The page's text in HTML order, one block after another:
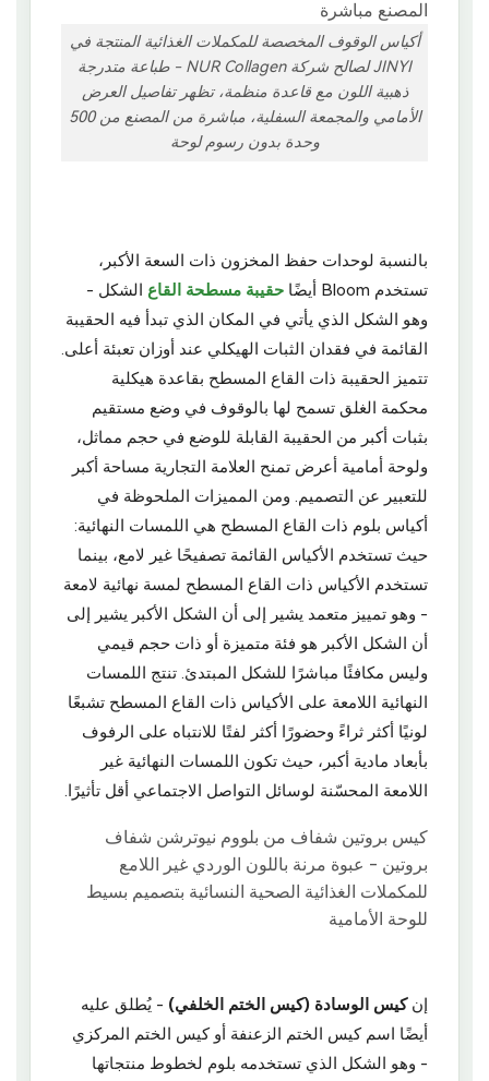
أكياس الوقوف المخصصة للمكملات الغذائية المنتجة في
JINYI لصالح شركة NUR Collagen - طباعة متدرجة
ذهبية اللون مع قاعدة منظمة، تظهر تفاصيل العرض
الأمامي والمجمعة السفلية، مباشرة من المصنع من 500
وحدة بدون رسوم لوحة
بالنسبة لوحدات حفظ المخزون ذات السعة الأكبر،
تستخدم Bloom أيضًا
حقيبة مسطحة القاع الشكل -
وهو الشكل الذي يأتي في المكان الذي تبدأ فيه الحقيبة
القائمة في فقدان الثبات الهيكلي عند أوزان تعبئة أعلى.
تتميز الحقيبة ذات القاع المسطح بقاعدة هيكلية
محكمة الغلق تسمح لها بالوقوف في وضع مستقيم
بثبات أكبر من الحقيبة القابلة للوضع في حجم مماثل،
ولوحة أمامية أعرض تمنح العلامة التجارية مساحة أكبر
للتعبير عن التصميم. ومن المميزات الملحوظة في
أكياس بلوم ذات القاع المسطح هي اللمسات النهائية:
حيث تستخدم الأكياس القائمة تصفيحًا غير لامع، بينما
تستخدم الأكياس ذات القاع المسطح لمسة نهائية لامعة
- وهو تمييز متعمد يشير إلى أن الشكل الأكبر يشير إلى
أن الشكل الأكبر هو فئة متميزة أو ذات حجم قيمي
وليس مكافئًا مباشرًا للشكل المبتدئ. تنتج اللمسات
النهائية اللامعة على الأكياس ذات القاع المسطح تشبعًا
لونيًا أكثر ثراءً وحضورًا أكثر لفتًا للانتباه على الرفوف
بأبعاد مادية أكبر، حيث تكون اللمسات النهائية غير
اللامعة المحسّنة لوسائل التواصل الاجتماعي أقل تأثيرًا.
إن كيس الوسادة (كيس الختم الخلفي) - يُطلق عليه
أيضًا اسم كيس الختم الزعنفة أو كيس الختم المركزي
- وهو الشكل الذي تستخدمه بلوم لخطوط منتجاتها